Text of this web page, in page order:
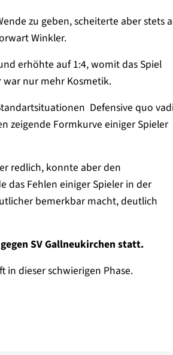
zu geben, scheiterte aber stets
Winkler.
erhöhte auf 1:4, womit das Spiel
war nur mehr Kosmetik.
 Defensive quo
zeigende Formkurve einiger Spieler
redlich, konnte aber den
das Fehlen einiger Spieler in der
bemerkbar macht, deutlich
SV Gallneukirchen statt.
dieser schwierigen Phase.